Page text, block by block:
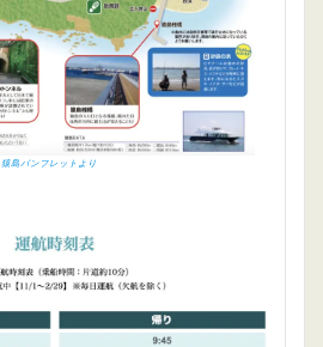
猿島パンフレットより